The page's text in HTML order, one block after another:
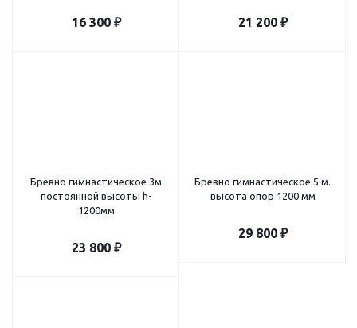
16 300₽ 21 200₽
Бревно гимнастическое 3м
постоянной высоты h-
1200мм
23 800₽
Бревно гимнастическое 5 м.
высота опор 1200 мм
29 800₽